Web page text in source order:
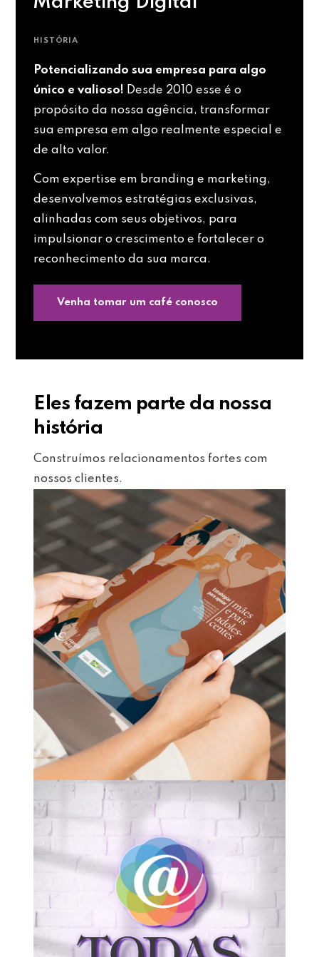
HISTÓRIA
Potencializando sua empresa para algo
único e valioso! Desde 2010 esse é o
propósito da nossa agência, transformar
sua empresa em algo realmente especial e
de alto valor.
Com expertise em branding e marketing,
desenvolvemos estratégias exclusivas,
alinhadas com seus objetivos, para
impulsionar o crescimento e fortalecer o
reconhecimento da sua marca.
Venha tomar um café conosco
Eles fazem parte da nossa
história
Construímos relacionamentos fortes com
nossos clientes.